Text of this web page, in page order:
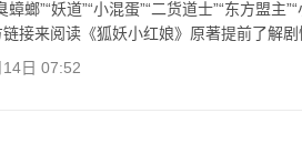
螂”“妖道”“小混蛋”“二货道士”“东方盟主
接来阅读《狐妖小红娘》原著提前了解剧
日 07:52